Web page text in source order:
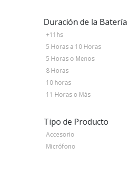
Duración de la Batería
+11hs
5 Horas a 10 Horas
5 Horas o Menos
8 Horas
10 horas
11 Horas o Más
Tipo de Producto
Accesorio
Micrófono